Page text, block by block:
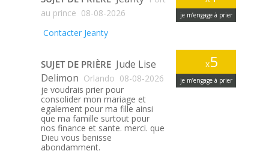
je m’engage à prier
au prince 08-08-2026
Contacter Jeanty
x5
je m’engage à prier
SUJET DE PRIÈRE Jude Lise
Delimon Orlando 08-08-2026
je voudrais prier pour
consolider mon mariage et
egalement pour ma fille ainsi
que ma famille surtout pour
nos finance et sante. merci. que
Dieu vous benisse
abondamment.